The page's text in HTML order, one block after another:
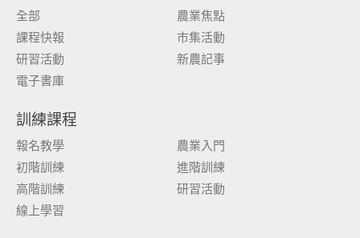
全部
農業焦點
課程快報
市集活動
研習活動
新農記事
電子書庫
訓練課程
報名教學
農業入門
初階訓練
進階訓練
高階訓練
研習活動
線上學習